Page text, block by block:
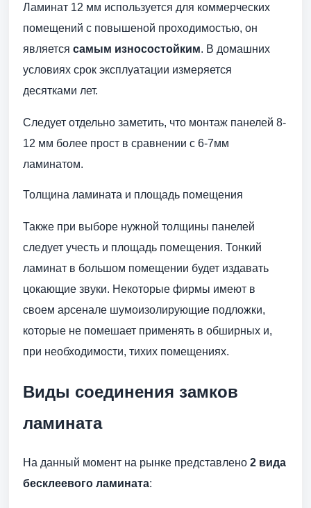
Ламинат 12 мм используется для коммерческих
помещений с повышеной проходимостью, он
является самым износостойким. В домашних
условиях срок эксплуатации измеряется
десятками лет.
Следует отдельно заметить, что монтаж панелей 8-
12 мм более прост в сравнении с 6-7мм
ламинатом.
Толщина ламината и площадь помещения
Также при выборе нужной толщины панелей
следует учесть и площадь помещения. Тонкий
ламинат в большом помещении будет издавать
цокающие звуки. Некоторые фирмы имеют в
своем арсенале шумоизолирующие подложки,
которые не помешает применять в обширных и,
при необходимости, тихих помещениях.
Виды соединения замков
ламината
На данный момент на рынке представлено 2 вида
бесклеевого ламината: